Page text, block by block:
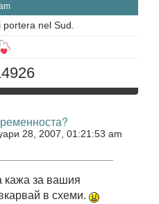
nel Sud.
28, 2007, 01:21:53 am
кажа за вашия
в схеми.